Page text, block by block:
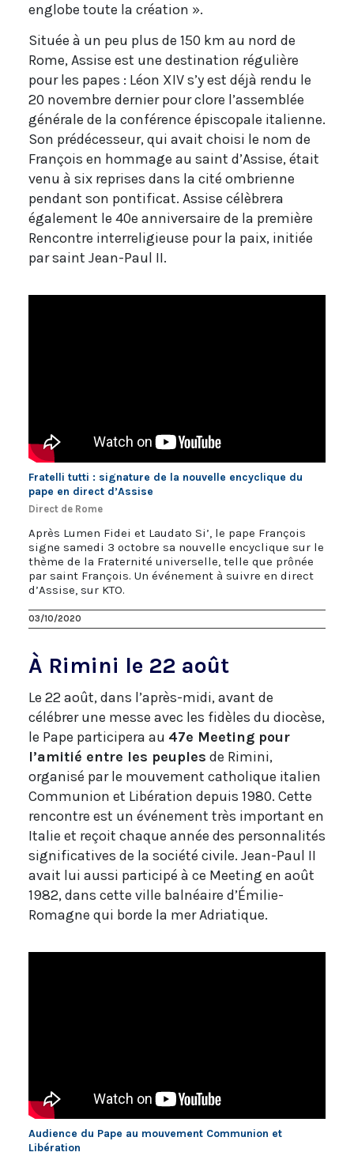
englobe toute la création ».
Située à un peu plus de 150 km au nord de
Rome, Assise est une destination régulière
pour les papes : Léon XIV s’y est déjà rendu le
20 novembre dernier pour clore l’assemblée
générale de la conférence épiscopale italienne.
Son prédécesseur, qui avait choisi le nom de
François en hommage au saint d’Assise, était
venu à six reprises dans la cité ombrienne
pendant son pontificat. Assise célèbrera
également le 40e anniversaire de la première
Rencontre interreligieuse pour la paix, initiée
par saint Jean-Paul II.
Fratelli tutti : signature de la nouvelle encyclique du
pape en direct d’Assise
Direct de Rome
Après Lumen Fidei et Laudato Si’, le pape François
signe samedi 3 octobre sa nouvelle encyclique sur le
thème de la Fraternité universelle, telle que prônée
par saint François. Un événement à suivre en direct
d’Assise, sur KTO.
03/10/2020
À Rimini le 22 août
Le 22 août, dans l’après-midi, avant de
célébrer une messe avec les fidèles du diocèse,
le Pape participera au 47e Meeting pour
l’amitié entre les peuples de Rimini,
organisé par le mouvement catholique italien
Communion et Libération depuis 1980. Cette
rencontre est un événement très important en
Italie et reçoit chaque année des personnalités
significatives de la société civile. Jean-Paul II
avait lui aussi participé à ce Meeting en août
1982, dans cette ville balnéaire d’Émilie-
Romagne qui borde la mer Adriatique.
Audience du Pape au mouvement Communion et
Libération